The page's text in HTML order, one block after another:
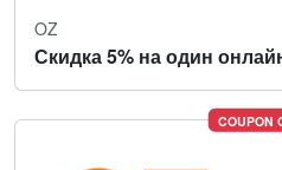
OZ
Скидка 5% на один
COUPON